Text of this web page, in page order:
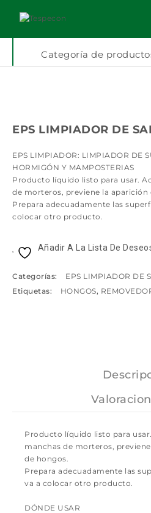
Categoría de
EPS LIMPIADOR DE
EPS LIMPIADOR: LIMPIADOR DE
HORMIGÓN Y MAMPOSTERIAS
Producto líquido listo para usar.
de morteros, previene la aparición
Prepara adecuadamente las
colocar otro producto.
Añadir A La Lista De
Categorías: EPS LIMPIADOR DE
Etiquetas:
HONGOS,
Producto líquido listo para
manchas de morteros,
de hongos.
Prepara adecuadamente las
va a colocar otro producto.
DÓNDE USAR